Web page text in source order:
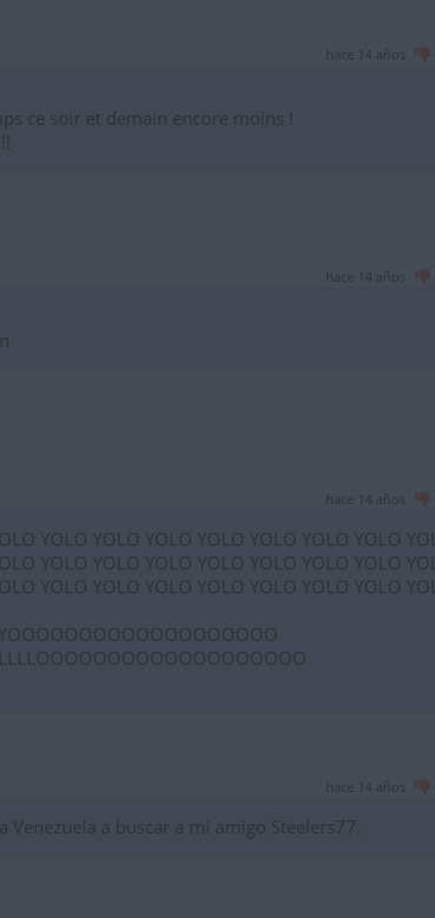
hace 14 años
ce soir et demain encore moins !
hace 14 años
hace 14 años
YOLO YOLO YOLO YOLO YOLO YOLO YOLO
YOLO YOLO YOLO YOLO YOLO YOLO YOLO
YOLO YOLO YOLO YOLO YOLO YOLO YOLO
hace 14 años
a buscar a mi amigo Steelers77.